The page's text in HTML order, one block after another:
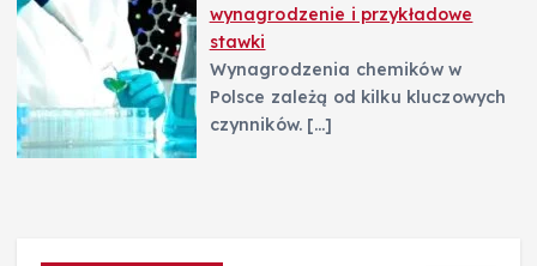
wynagrodzenie i przykładowe
stawki
Wynagrodzenia chemików w
Polsce zależą od kilku kluczowych
czynników. […]